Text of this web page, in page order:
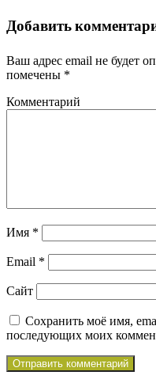
Добавить
Ваш адрес email не будет
помечены *
Комментарий
Имя *
Email *
Сайт
Сохранить моё имя,
последующих моих